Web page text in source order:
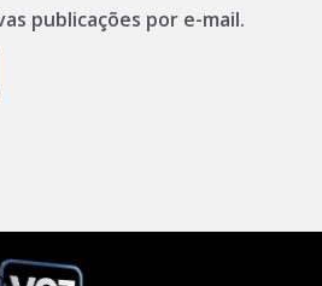
publicações por e-mail.